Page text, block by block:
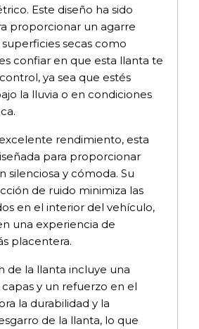
Este diseño ha sido
proporcionar un agarre
secas como
confiar en que esta llanta te
ya sea que estés
la lluvia o en condiciones
rendimiento, esta
para proporcionar
silenciosa y cómoda. Su
de ruido minimiza las
en el interior del vehículo,
una experiencia de
placentera.
de la llanta incluye una
y un refuerzo en el
la durabilidad y la
de la llanta, lo que